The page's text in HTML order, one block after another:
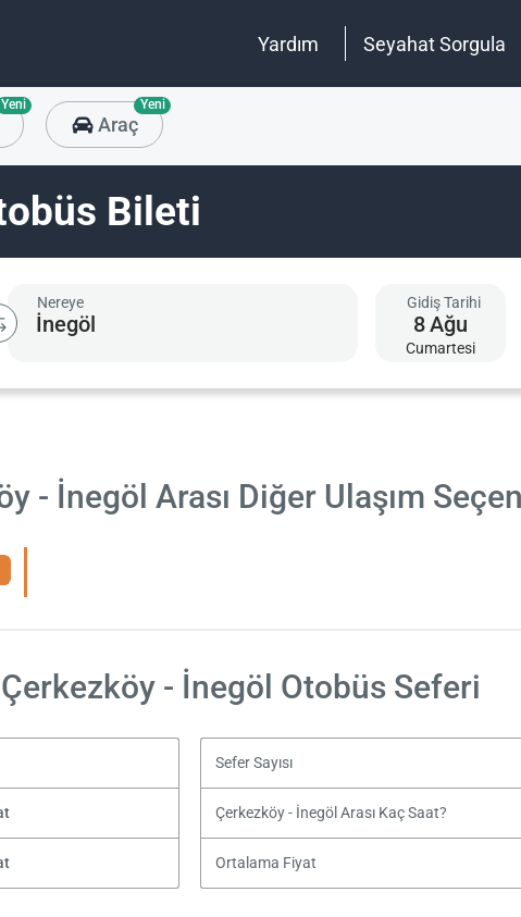
Yardım Seyahat Sorgula
Yeni
Araç
Yeni
Bileti
Nereye Gidiş Tarihi
8Ağu
Cumartesi
- İnegöl Arası Diğer Ulaşım
Çerkezköy - İnegöl Otobüs Seferi
Sefer Sayısı
Çerkezköy - İnegöl Arası Kaç Saat?
Ortalama Fiyat